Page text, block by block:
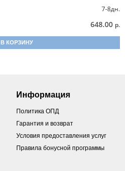
7-8дн.
648.00 р.
В КОРЗИНУ
Информация
Политика ОПД
Гарантия и возврат
Условия предоставления услуг
Правила бонусной программы